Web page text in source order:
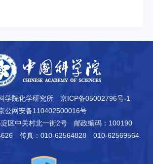
学院化学研究所
京ICP备05002796号-1
公网安备110402500016号
区中关村北一街2号
邮政编码：100190
传真：010-62564828 010-62569564